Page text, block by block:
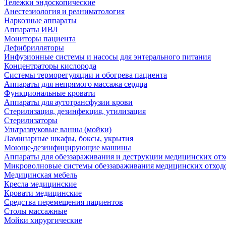
Тележки эндоскопические
Анестезиология и реаниматология
Наркозные аппараты
Аппараты ИВЛ
Мониторы пациента
Дефибрилляторы
Инфузионные системы и насосы для энтерального питания
Концентраторы кислорода
Системы терморегуляции и обогрева пациента
Аппараты для непрямого массажа сердца
Функциональные кровати
Аппараты для аутотрансфузии крови
Стерилизация, дезинфекция, утилизация
Стерилизаторы
Ультразвуковые ванны (мойки)
Ламинарные шкафы, боксы, укрытия
Моюще-дезинфицирующие машины
Аппараты для обеззараживания и деструкции медицинских
Микроволновые системы обеззараживания медицинских
Медицинская мебель
Кресла медицинские
Кровати медицинские
Средства перемещения пациентов
Столы массажные
Мойки хирургические